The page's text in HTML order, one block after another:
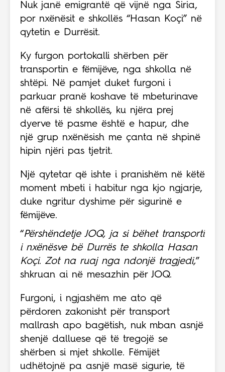
Nuk janë emigrantë që vijnë nga Siria,
por nxënësit e shkollës “Hasan Koçi” në
qytetin e Durrësit.
Ky furgon portokalli shërben për
transportin e fëmijëve, nga shkolla në
shtëpi. Në pamjet duket furgoni i
parkuar pranë koshave të mbeturinave
në afërsi të shkollës, ku njëra prej
dyerve të pasme është e hapur, dhe
një grup nxënësish me çanta në shpinë
hipin njëri pas tjetrit.
Një qytetar që ishte i pranishëm në këtë
moment mbeti i habitur nga kjo ngjarje,
duke ngritur dyshime për sigurinë e
fëmijëve.
“Përshëndetje JOQ, ja si bëhet transporti
i nxënësve bë Durrës te shkolla Hasan
Koçi. Zot na ruaj nga ndonjë tragjedi,”
shkruan ai në mesazhin për JOQ.
Furgoni, i ngjashëm me ato që
përdoren zakonisht për transport
mallrash apo bagëtish, nuk mban asnjë
shenjë dalluese që të tregojë se
shërben si mjet shkolle. Fëmijët
udhëtojnë pa asnjë masë sigurie, të